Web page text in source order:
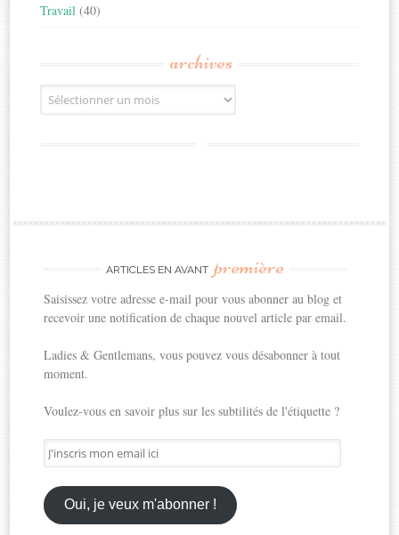
Travail (40)
archives
Archives
ARTICLES EN AVANT première
Saisissez votre adresse e-mail pour vous abonner au blog et
recevoir une notification de chaque nouvel article par email.
Ladies & Gentlemans, vous pouvez vous désabonner à tout
moment.
Voulez-vous en savoir plus sur les subtilités de l'étiquette ?
J'inscris
mon
email
ici
Oui, je veux m'abonner !